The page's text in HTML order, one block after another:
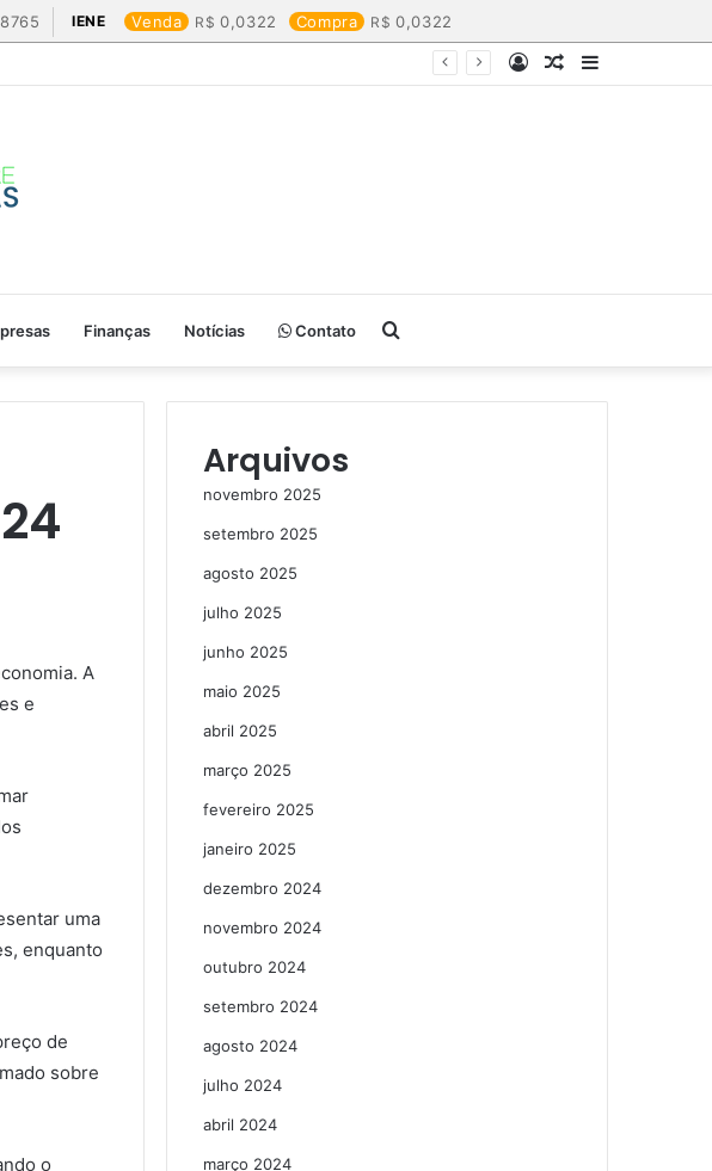
IENE Venda 0,0322 Compra 0,0322
Barra
Artigo
Entrar
Finanças Notícias Contato Procurar
por
A
e
uma
enquanto
de
sobre
o
Arquivos
novembro 2025
setembro 2025
agosto 2025
julho 2025
junho 2025
maio 2025
abril 2025
março 2025
fevereiro 2025
janeiro 2025
dezembro 2024
novembro 2024
outubro 2024
setembro 2024
agosto 2024
julho 2024
abril 2024
março 2024